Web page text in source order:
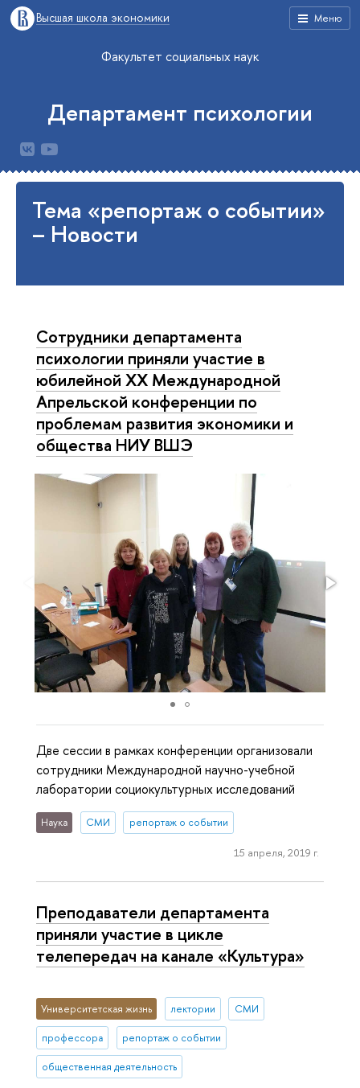
Меню
Высшая школа экономики
Факультет социальных наук
Департамент психологии
Тема «репортаж о событии»
– Новости
Сотрудники департамента
психологии приняли участие в
юбилейной XX Международной
Апрельской конференции по
проблемам развития экономики и
общества НИУ ВШЭ
Две сессии в рамках конференции организовали
сотрудники Международной научно-учебной
лаборатории социокультурных исследований
Наука СМИ репортаж о событии
15 апреля, 2019 г.
Преподаватели департамента
приняли участие в цикле
телепередач на канале «Культура»
Университетская жизнь лектории СМИ
профессора репортаж о событии
общественная деятельность